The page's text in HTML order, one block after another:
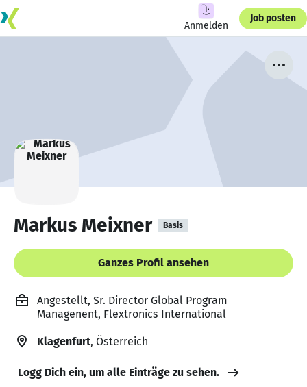
Anmelden
Job posten
Markus Meixner Basis
Ganzes Profil ansehen
Angestellt, Sr. Director Global Program
Managenent, Flextronics International
Klagenfurt, Österreich
Logg Dich ein, um alle Einträge zu sehen.